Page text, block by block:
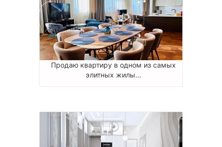
Продаю квартиру в одном из самых
элитных жилы...